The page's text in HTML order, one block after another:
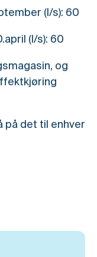
(l/s): 60
(l/s): 60
og
på det til enhver